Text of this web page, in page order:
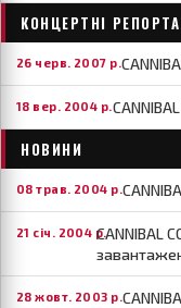
КОНЦЕРТНІ
26 черв. 2007 р.
18 вер. 2004 р.
НОВИНИ
08 трав. 2004 р.
21 січ. 2004 р.CANNIBAL
28 жовт. 2003 р.